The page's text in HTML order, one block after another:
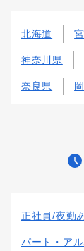
北海道
神奈川県
奈良県
正社員/夜勤
パート・ア